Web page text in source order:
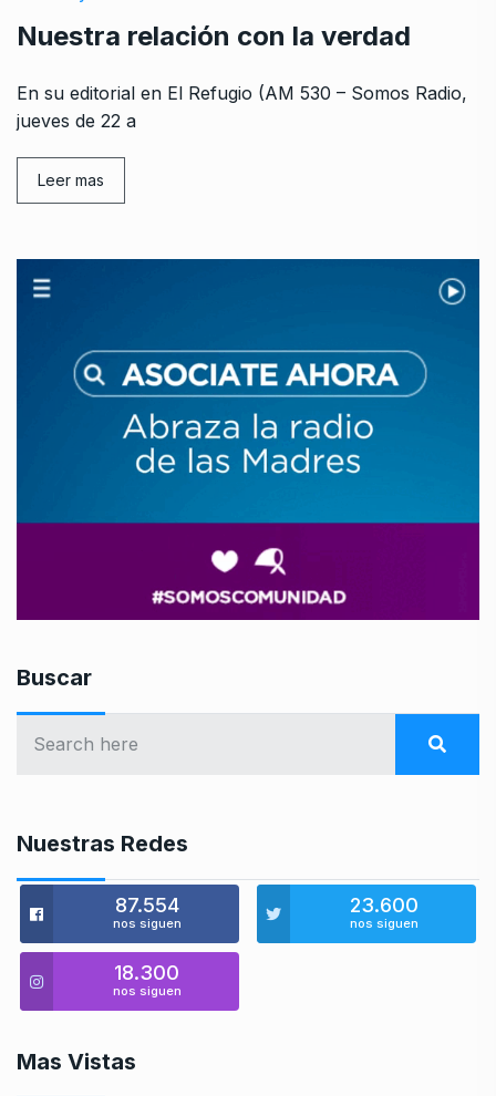
Nuestra relación con la verdad
En su editorial en El Refugio (AM 530 – Somos Radio,
jueves de 22 a
Leer mas
Buscar
Nuestras Redes
87.554
nos siguen
23.600
nos siguen
18.300
nos siguen
Mas Vistas